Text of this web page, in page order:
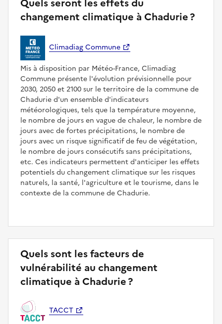
changement climatique à Chadurie ?
Climadiag Commune
Mis à disposition par Météo-France, Climadiag
Commune présente l'évolution prévisionnelle pour
2030, 2050 et 2100 sur le territoire de la commune de
Chadurie d'un ensemble d'indicateurs
météorologiques, tels que la température moyenne,
le nombre de jours en vague de chaleur, le nombre de
jours avec de fortes précipitations, le nombre de
jours avec un risque significatif de feu de végétation,
le nombre de jours consécutifs sans précipitations,
etc. Ces indicateurs permettent d'anticiper les effets
potentiels du changement climatique sur les risques
naturels, la santé, l'agriculture et le tourisme, dans le
contexte de la commune de Chadurie.
Quels sont les facteurs de
vulnérabilité au changement
climatique à Chadurie ?
TACCT